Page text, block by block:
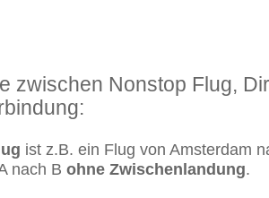
zwischen Nonstop Flug,
ist z.B. ein Flug von Amsterdam
nach B ohne Zwischenlandung.